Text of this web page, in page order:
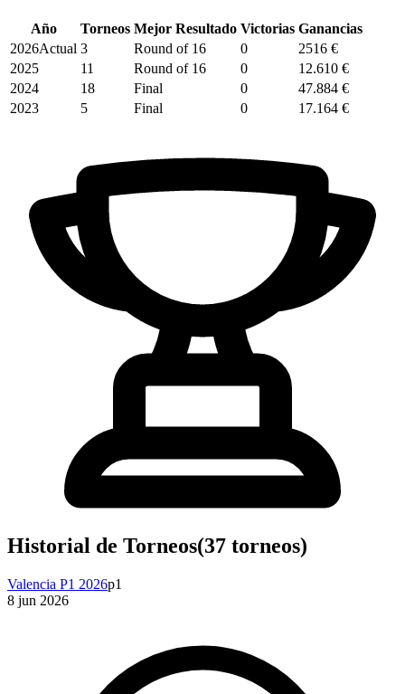
Año Torneos Mejor Resultado Victorias Ganancias
2026Actual 3 Round of 16 0
2516 €
2025
11 Round of 16 0
12.610 €
2024
18 Final 0
47.884 €
2023
5 Final 0 17.164 €
Historial de Torneos(37 torneos)
Valencia P1 2026p1
8 jun 2026